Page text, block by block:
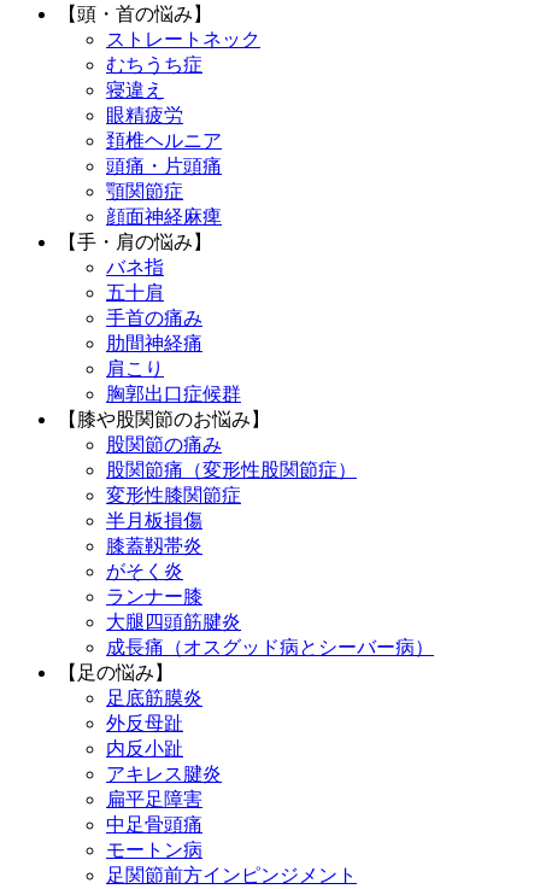
【頭・首の悩み】
ストレートネック
むちうち症
寝違え
眼精疲労
頚椎ヘルニア
頭痛・片頭痛
顎関節症
顔面神経麻痺
【手・肩の悩み】
バネ指
五十肩
手首の痛み
肋間神経痛
肩こり
胸郭出口症候群
【膝や股関節のお悩み】
股関節の痛み
股関節痛（変形性股関節症）
変形性膝関節症
半月板損傷
膝蓋靱帯炎
がそく炎
ランナー膝
大腿四頭筋腱炎
成長痛（オスグッド病とシーバー病）
【足の悩み】
足底筋膜炎
外反母趾
内反小趾
アキレス腱炎
扁平足障害
中足骨頭痛
モートン病
足関節前方インピンジメント